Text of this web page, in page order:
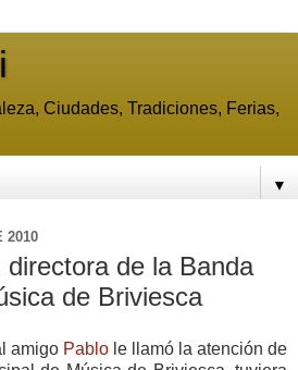
Ciudades, Tradiciones, Ferias,
▼
2010
de la Banda
de Briviesca
amigo Pablo le llamó la atención de